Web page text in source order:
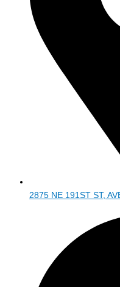
2875 NE 191ST ST,